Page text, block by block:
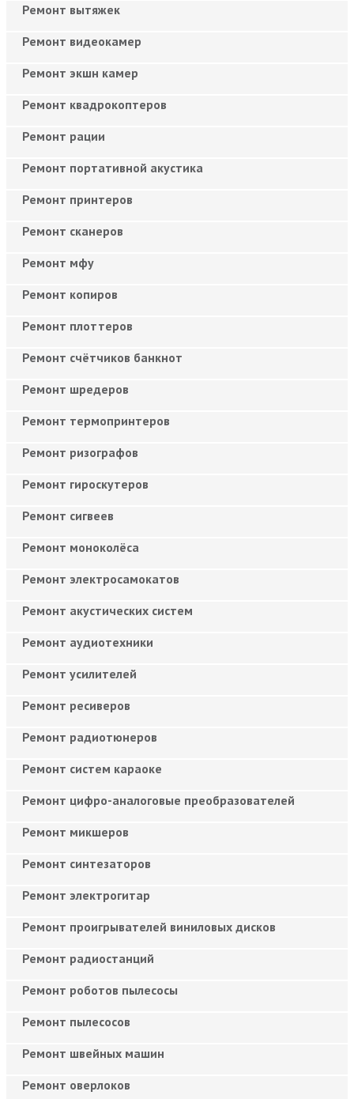
Ремонт вытяжек
Ремонт видеокамер
Ремонт экшн камер
Ремонт квадрокоптеров
Ремонт рации
Ремонт портативной акустика
Ремонт принтеров
Ремонт сканеров
Ремонт мфу
Ремонт копиров
Ремонт плоттеров
Ремонт счётчиков банкнот
Ремонт шредеров
Ремонт термопринтеров
Ремонт ризографов
Ремонт гироскутеров
Ремонт сигвеев
Ремонт моноколёса
Ремонт электросамокатов
Ремонт акустических систем
Ремонт аудиотехники
Ремонт усилителей
Ремонт ресиверов
Ремонт радиотюнеров
Ремонт систем караоке
Ремонт цифро-аналоговые преобразователей
Ремонт микшеров
Ремонт синтезаторов
Ремонт электрогитар
Ремонт проигрывателей виниловых дисков
Ремонт радиостанций
Ремонт роботов пылесосы
Ремонт пылесосов
Ремонт швейных машин
Ремонт оверлоков